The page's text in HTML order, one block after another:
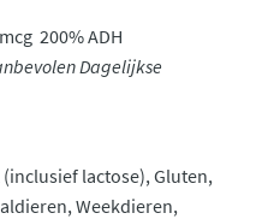
200% ADH
Dagelijkse
lactose), Gluten,
Weekdieren,